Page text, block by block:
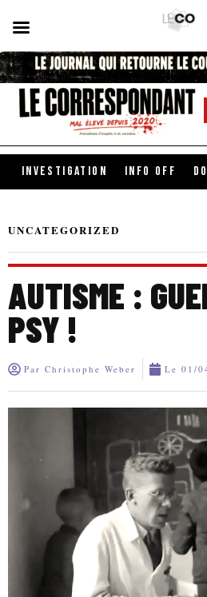
INVESTIGATION INFO OFF
UNCATEGORIZED
AUTISME :
PSY !
Par Christophe Weber Le 01/